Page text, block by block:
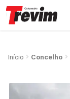
Início Concelho